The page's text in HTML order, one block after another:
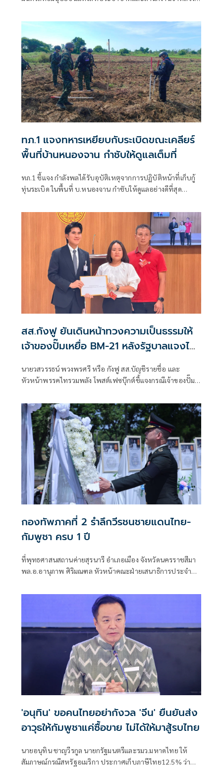
รายงานพิเศษพาดพิงประเทศไทย มีหลายประเด็นที่ไม่เห็นด้วย
ชี้กระทบความเป็นกลาง -เที่ยงธรรม “สีหศักดิ์”
ทภ.1 แจงทหารเหยียบกับระเบิดขณะเคลียร์
พื้นที่บ้านหนองจาน กำชับให้ดูแลเต็มที่
ทภ.1 ชี้แจง กำลังพลได้รับอุบัติเหตุจากการปฏิบัติหน้าที่เก็บกู้
ทุ่นระเบิด ในพื้นที่ บ.หนองจาน กำชับให้ดูแลอย่างดีที่สุด
ปัจจุบันสร้างพื้นที่ปลอดภัยแล้ว 76.73%
สส.กังฟู ยันเดินหน้าทวงความเป็นธรรมให้
เจ้าของปั๊มเหยื่อ BM-21 หลังรัฐบาลแจงไม่
นายวสวรรธน์ พวงพรศรี หรือ กังฟู สส.บัญชีรายชื่อ และ
หัวหน้าพรรคไทรวมพลัง โพสต์เฟซบุ๊กต์ชี้แจงกรณีเจ้าของปั๊ม
เสียหายจากจรวด BM-21 ของกัมพูชา ออกมาร้องเรียนว่ายังไม่
ได้รับเงินเยียวจากภาครัฐ ก่อนที่นางสาวรัชดา ธนาดิเรก โฆษก
ประจำสำนักนายกรัฐมนตรี ยืนยันว่า
กองทัพภาคที่ 2 รำลึกวีรชนชายแดนไทย-
กัมพูชา ครบ 1 ปี
ที่พุทธศาสนสถานค่ายสุรนารี อำเภอเมือง จังหวัดนครราชสีมา
พล.อ.อานุภาพ ศิริมณฑล หัวหน้าคณะฝ่ายเสนาธิการประจำผู้
ด้วย พล.ท.ชัยรัตน์ ธรรมชาติ หัวหน้าสำนักงานคณะฝ่าย
เสนาธิการประจำผู้บังคับบัญชา พล.ท.นฤดล สุขมา ผู้บัญชาการ
หน่วยบัญชาการรักษาดินแดน
'อนุทิน' ขอคนไทยอย่ากังวล 'จีน' ยืนยันส่ง
อาวุธให้กัมพูชาแค่ซื้อขาย ไม่ได้ให้มาสู้รบไทย
นายอนุทิน ชาญวีรกูล นายกรัฐมนตรีและรมว.มหาดไทย ให้
สัมภาษณ์กรณีสหรัฐอเมริกา ประกาศเก็บภาษีไทย12.5% ว่า